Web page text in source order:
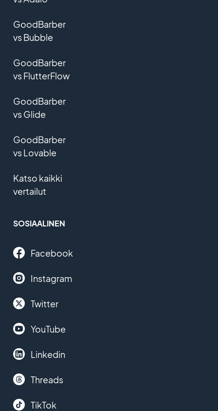
GoodBarber
vs Bubble
GoodBarber
vs FlutterFlow
GoodBarber
vs Glide
GoodBarber
vs Lovable
Katso kaikki
vertailut
SOSIAALINEN
Facebook
Instagram
Twitter
YouTube
Linkedin
Threads
TikTok